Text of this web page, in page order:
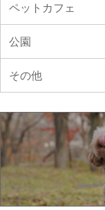
ペットカフェ
公園
その他